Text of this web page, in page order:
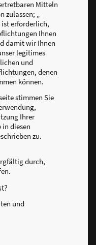
Mitteln
zulassen; „
ist erforderlich,
Ihnen
damit wir Ihnen
legitimes
und
denen
können.
stimmen Sie
Ihrer
in diesen
zu.
durch,
und